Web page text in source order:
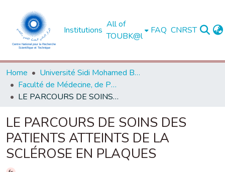
Institutions
All of
TOUBK@l
FAQ CNRST
Home
Université Sidi Mohamed Ben Abdellah de Fès
Faculté de Médecine, de Pharmacie et de Médecine Dentaire - Fès
LE PARCOURS DE SOINS DES PATIENTS ATTEINTS DE LA SCLÉROSE EN PLAQUES
LE PARCOURS DE SOINS DES
PATIENTS ATTEINTS DE LA
SCLÉROSE EN PLAQUES